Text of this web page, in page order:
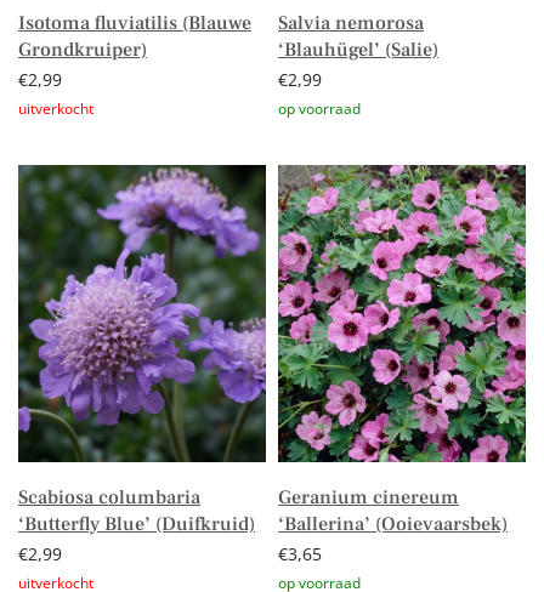
Isotoma fluviatilis (Blauwe
Grondkruiper)
€2,99
Salvia nemorosa
‘Blauhügel’ (Salie)
€2,99
Scabiosa columbaria
‘Butterfly Blue’ (Duifkruid)
€2,99
Geranium cinereum
‘Ballerina’ (Ooievaarsbek)
€3,65